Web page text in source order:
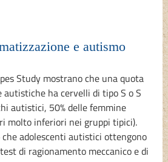
e autismo
Study mostrano che una quota
ha cervelli di tipo S o S
autistici, 50% delle femmine
molto inferiori nei gruppi tipici).
adolescenti autistici ottengono
di ragionamento meccanico e di